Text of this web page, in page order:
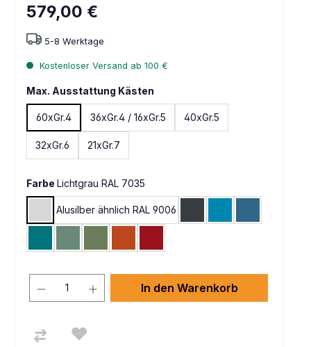
579,00 €
5-8 Werktage
Kostenloser Versand ab 100 €
Max. Ausstattung Kästen
60xGr.4 36xGr.4 / 16xGr.5 40xGr.5
32xGr.6 21xGr.7
Farbe Lichtgrau RAL 7035
Lichtgrau RAL 7035
Alusilber ähnlich RAL 9006
In den Warenkorb